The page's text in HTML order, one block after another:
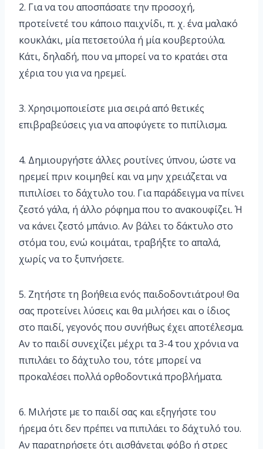
2. Για να του αποσπάσατε την προσοχή,
προτείνετέ του κάποιο παιχνίδι, π. χ. ένα μαλακό
κουκλάκι, μία πετσετούλα ή μία κουβερτούλα.
Κάτι, δηλαδή, που να μπορεί να το κρατάει στα
χέρια του για να ηρεμεί.
3. Χρησιμοποιείστε μια σειρά από θετικές
επιβραβεύσεις για να αποφύγετε το πιπίλισμα.
4. Δημιουργήστε άλλες ρουτίνες ύπνου, ώστε να
ηρεμεί πριν κοιμηθεί και να μην χρειάζεται να
πιπιλίσει το δάχτυλο του. Για παράδειγμα να πίνει
ζεστό γάλα, ή άλλο ρόφημα που το ανακουφίζει. Ή
να κάνει ζεστό μπάνιο. Αν βάλει το δάκτυλο στο
στόμα του, ενώ κοιμάται, τραβήξτε το απαλά,
χωρίς να το ξυπνήσετε.
5. Ζητήστε τη βοήθεια ενός παιδοδοντιάτρου! Θα
σας προτείνει λύσεις και θα μιλήσει και ο ίδιος
στο παιδί, γεγονός που συνήθως έχει αποτέλεσμα.
Αν το παιδί συνεχίζει μέχρι τα 3-4 του χρόνια να
πιπιλάει το δάχτυλο του, τότε μπορεί να
προκαλέσει πολλά ορθοδοντικά προβλήματα.
6. Μιλήστε με το παιδί σας και εξηγήστε του
ήρεμα ότι δεν πρέπει να πιπιλάει το δάχτυλό του.
Αν παρατηρήσετε ότι αισθάνεται φόβο ή στρες